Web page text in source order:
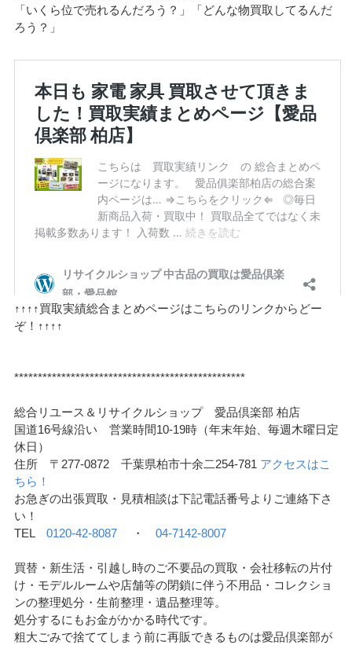
「いくら位で売れるんだろう？」「どんな物買取してるんだ
ろう？」
↑↑↑↑買取実績総合まとめページはこちらのリンクからどー
ぞ！↑↑↑↑
*************************************************
総合リユース＆リサイクルショップ 愛品倶楽部 柏店
国道16号線沿い 営業時間10-19時（年末年始、毎週木曜日定
休日）
住所 〒277-0872 千葉県柏市十余二254-781 アクセスはこ
ちら！
お急ぎの出張買取・見積相談は下記電話番号よりご連絡下さ
い！
TEL0120-42-8087 ・04-7142-8007
買替・新生活・引越し時のご不要品の買取・会社移転の片付
け・モデルルームや店舗等の閉鎖に伴う不用品・コレクショ
ンの整理処分・生前整理・遺品整理等。
処分するにもお金がかかる時代です。
粗大ごみで捨ててしまう前に再販できるものは愛品倶楽部が